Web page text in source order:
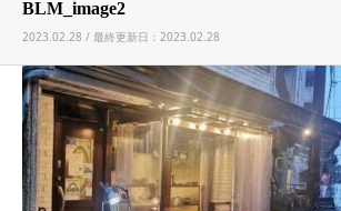
BLM_image2
2023.02.28 / 最終更新日：2023.02.28